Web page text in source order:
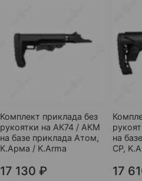
Комплект приклада без
рукоятки на АК74 / АКМ
на базе приклада Атом,
К.Арма / K.Arma
17 130 ₽
на
CP,
17